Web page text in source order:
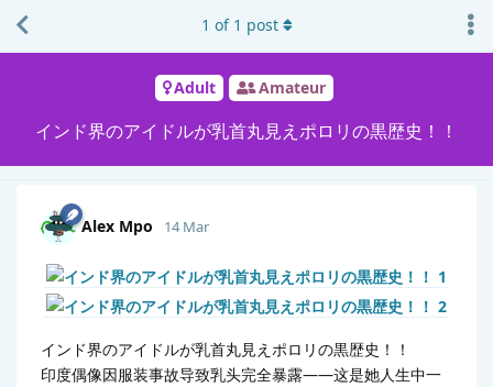
Adult Amateur
インド界のアイドルが乳首丸見えポロリの黒歴史！！
1 of 1 post
Alex Mpo 14 Mar
インド界のアイドルが乳首丸見えポロリの黒歴史！！
印度偶像因服装事故导致乳头完全暴露——这是她人生中一